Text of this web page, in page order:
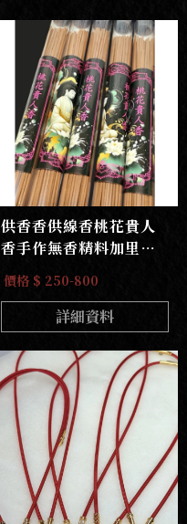
供香香供線香桃花貴人
香手作無香精料加里曼
丹沈香線香
價格 $ 250-800
詳細資料